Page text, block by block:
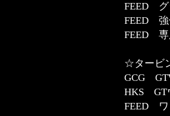
FEED グ
FEED 強
FEED 専
☆タービ
GCG
HKS GT
FEED ワ